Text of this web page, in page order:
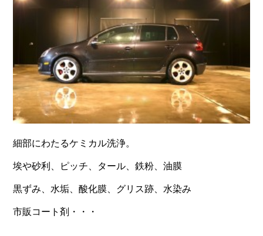
細部にわたるケミカル洗浄。
埃や砂利、ピッチ、タール、鉄粉、油膜
黒ずみ、水垢、酸化膜、グリス跡、水染み
市販コート剤・・・